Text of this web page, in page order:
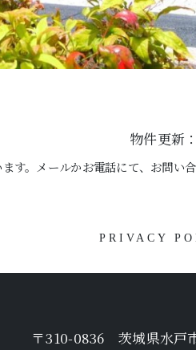
物件更新
す。メールかお電話にて、お問い合
PRIVACY
〒310-0836 茨城県水戸